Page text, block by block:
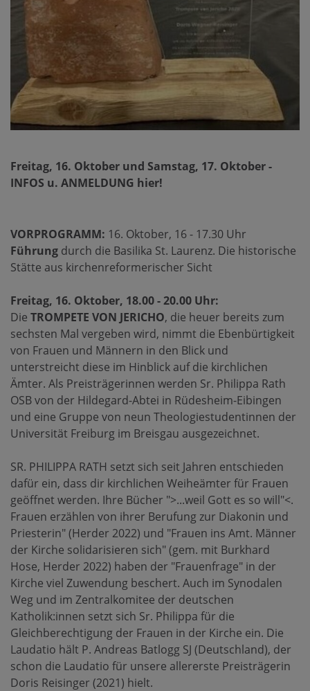
Freitag, 16. Oktober und Samstag, 17. Oktober -
INFOS u. ANMELDUNG hier!
VORPROGRAMM: 16. Oktober, 16 - 17.30 Uhr
Führung durch die Basilika St. Laurenz. Die historische
Stätte aus kirchenreformerischer Sicht
Freitag, 16. Oktober, 18.00 - 20.00 Uhr:
Die TROMPETE VON JERICHO, die heuer bereits zum
sechsten Mal vergeben wird, nimmt die Ebenbürtigkeit
von Frauen und Männern in den Blick und
unterstreicht diese im Hinblick auf die kirchlichen
Ämter. Als Preisträgerinnen werden Sr. Philippa Rath
OSB von der Hildegard-Abtei in Rüdesheim-Eibingen
und eine Gruppe von neun Theologiestudentinnen der
Universität Freiburg im Breisgau ausgezeichnet.
SR. PHILIPPA RATH setzt sich seit Jahren entschieden
dafür ein, dass dir kirchlichen Weiheämter für Frauen
geöffnet werden. Ihre Bücher ">...weil Gott es so will"<.
Frauen erzählen von ihrer Berufung zur Diakonin und
Priesterin" (Herder 2022) und "Frauen ins Amt. Männer
der Kirche solidarisieren sich" (gem. mit Burkhard
Hose, Herder 2022) haben der "Frauenfrage" in der
Kirche viel Zuwendung beschert. Auch im Synodalen
Weg und im Zentralkomitee der deutschen
Katholik:innen setzt sich Sr. Philippa für die
Gleichberechtigung der Frauen in der Kirche ein. Die
Laudatio hält P. Andreas Batlogg SJ (Deutschland), der
schon die Laudatio für unsere allererste Preisträgerin
Doris Reisinger (2021) hielt.